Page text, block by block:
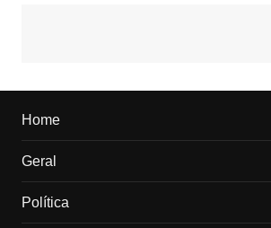
Home
Geral
Política